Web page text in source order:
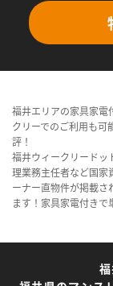
福井エリアの家具家電
クリーでのご利用も可
評！
福井ウィークリードッ
理業務主任者など国家
ーナー直物件が掲載さ
ます！家具家電付きで